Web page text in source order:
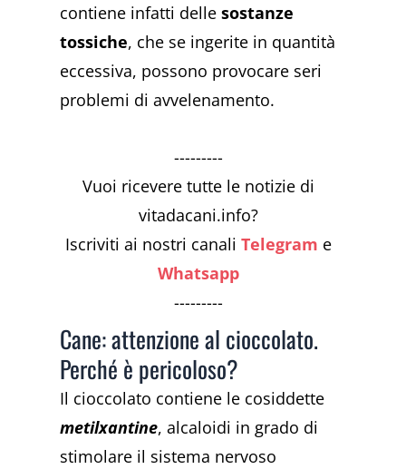
contiene infatti dellesostanze
tossiche, che se ingerite in quantità
eccessiva, possono provocare seri
problemi di avvelenamento.
---------
Vuoi ricevere tutte le notizie di
vitadacani.info?
Iscriviti ai nostri canaliTelegram e
Whatsapp
---------
Cane: attenzione al cioccolato.
Perché è pericoloso?
Il cioccolato contiene le cosiddette
metilxantine, alcaloidi in grado di
stimolare il sistema nervoso